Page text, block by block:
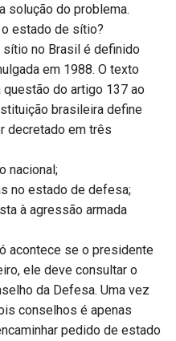
solução do problema.
estado de sítio?
no Brasil é definido
em 1988. O texto
do artigo 137 ao
brasileira define
decretado em três
nacional;
no estado de defesa;
à agressão armada
acontece se o presidente
ele deve consultar o
da Defesa. Uma vez
conselhos é apenas
pedido de estado